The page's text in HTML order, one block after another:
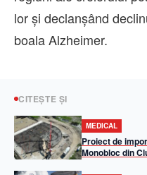
lor și declanșând
boala Alzheimer.
CITEȘTE ȘI
MEDICAL
Proiect de
Monobloc din